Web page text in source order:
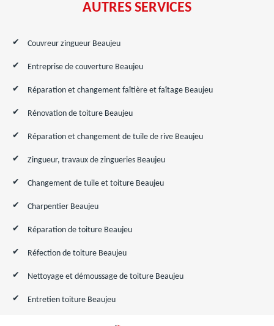
AUTRES SERVICES
Couvreur zingueur Beaujeu
Entreprise de couverture Beaujeu
Réparation et changement faîtière et faîtage Beaujeu
Rénovation de toiture Beaujeu
Réparation et changement de tuile de rive Beaujeu
Zingueur, travaux de zingueries Beaujeu
Changement de tuile et toiture Beaujeu
Charpentier Beaujeu
Réparation de toiture Beaujeu
Réfection de toiture Beaujeu
Nettoyage et démoussage de toiture Beaujeu
Entretien toiture Beaujeu